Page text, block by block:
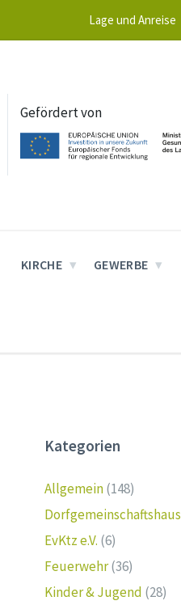
Lage und Anreise
Gefördert von
KIRCHE GEWERBE
Kategorien
Allgemein(148)
Dorfgemeinschaftshaus
EvKtz e.V. (6)
Feuerwehr(36)
Kinder & Jugend (28)